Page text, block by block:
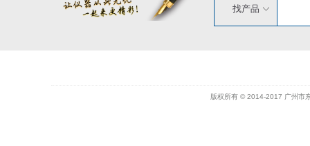
找产品
版权所有 © 2014-2017 广州市